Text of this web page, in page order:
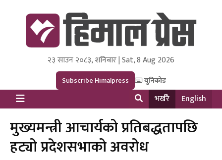
Himal Press
Dot NewsyNepal Media and Research Pvt Ltd.
२३ साउन २०८३, शनिबार | Sat, 8 Aug 2026
Subscribe Himalpress युनिकोड
भर्खरै English
मुख्यमन्त्री आचार्यको प्रतिबद्धतापछि
हट्यो प्रदेशसभाको अवरोध